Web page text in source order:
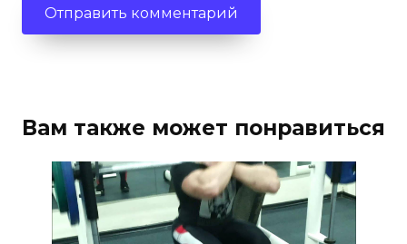
Вам также может понравиться